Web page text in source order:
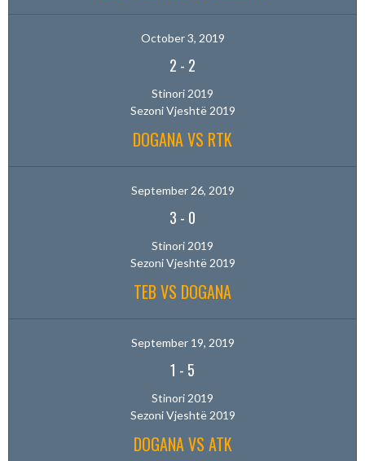
October 3, 2019
2 - 2
Stinori 2019
Sezoni Vjeshtë 2019
DOGANA VS RTK
September 26, 2019
3 - 0
Stinori 2019
Sezoni Vjeshtë 2019
TEB VS DOGANA
September 19, 2019
1 - 5
Stinori 2019
Sezoni Vjeshtë 2019
DOGANA VS ATK